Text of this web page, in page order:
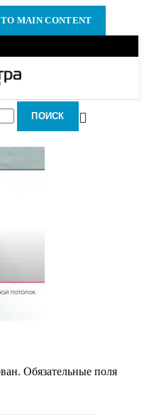
MAIN CONTENT
ПОИСК
Обязательные поля